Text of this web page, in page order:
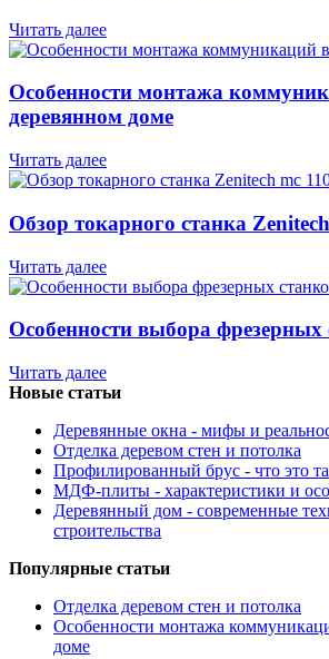
Читать далее
Особенности монтажа
деревянном доме
Читать далее
Обзор токарного станка
Читать далее
Особенности выбора
Читать далее
Новые статьи
Деревянные окна - мифы и
Отделка деревом стен и потолка
Профилированный брус - что это
МДФ-плиты - характеристики и
Деревянный дом - современные
строительства
Популярные статьи
Отделка деревом стен и потолка
Особенности монтажа
доме